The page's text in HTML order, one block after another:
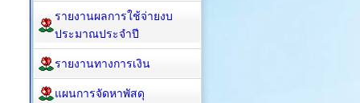
รายงานผลการใช้จ่ายงบ
ประมาณประจำปี
รายงานทางการเงิน
แผนการจัดหาพัสดุ